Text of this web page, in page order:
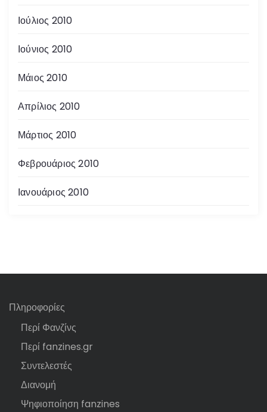
Ιούλιος 2010
Ιούνιος 2010
Μάιος 2010
Απρίλιος 2010
Μάρτιος 2010
Φεβρουάριος 2010
Ιανουάριος 2010
Πληροφορίες
Περί Φανζίνς
Περί fanzines.gr
Συντελεστές
Διανομή
Ψηφιοποίηση fanzines